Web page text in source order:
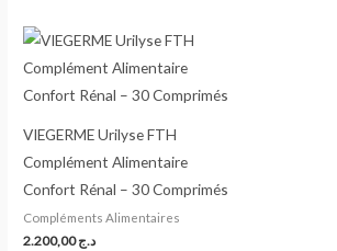
VIEGERME Urilyse FTH
Complément Alimentaire
Confort Rénal – 30 Comprimés
Compléments Alimentaires
د.ج2.200,00